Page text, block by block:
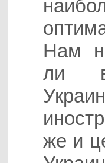
Нам
ли
же и